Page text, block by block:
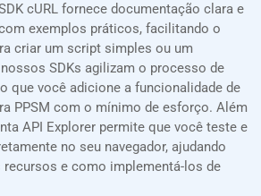
cURL fornece documentação clara e
exemplos práticos, facilitando o
criar um script simples ou um
SDKs agilizam o processo de
que você adicione a funcionalidade de
PPSM com o mínimo de esforço. Além
API Explorer permite que você teste e
no seu navegador, ajudando
recursos e como implementá-los de